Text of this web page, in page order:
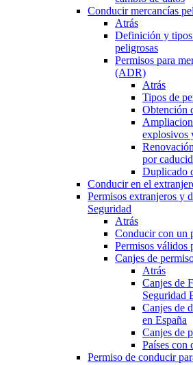
Conducir mercancías
Atrás
Definición y tipos
peligrosas
Permisos para
(ADR)
Atrás
Tipos de
Obtención
explosivos
por
Duplicado
Conducir en el
Permisos extranjeros y
Seguridad
Atrás
Conducir con un
Permisos válidos
Canjes de
Atrás
Canjes de
Seguridad
Canjes de
en España
Canjes de
Países con
Permiso de conducir